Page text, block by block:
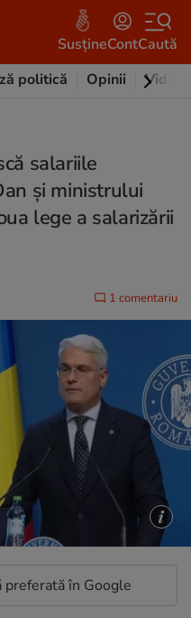
SusțineContCaută
politică Opinii Video
salariile
și ministrului
lege a salarizării
1 comentariu
preferată în Google